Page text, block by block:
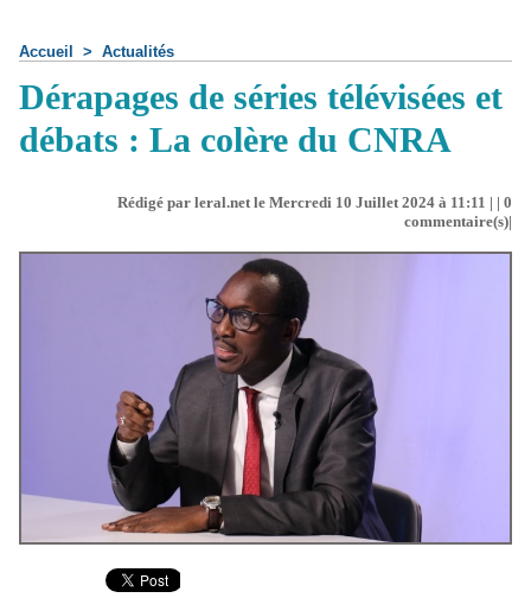
Accueil > Actualités
Dérapages de séries télévisées et
débats : La colère du CNRA
Rédigé par leral.net le Mercredi 10 Juillet 2024 à 11:11 | | 0
commentaire(s)|